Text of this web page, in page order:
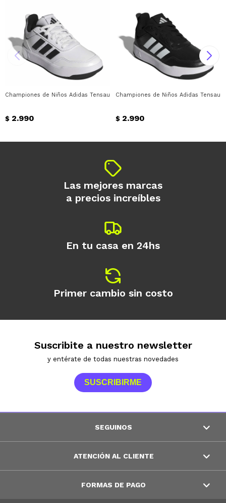
Championes de Niños Adidas Tensaur Sport 3.0 Adidas - Blanco - Negro
$ 2.990
Championes de Niños Adidas
$ 2.990
Las mejores marcas
a precios increíbles
En tu casa en 24hs
Primer cambio sin costo
Suscribite a nuestro newsletter
y entérate de todas nuestras novedades
SUSCRIBIRME
SEGUINOS
ATENCIÓN AL CLIENTE
FORMAS DE PAGO